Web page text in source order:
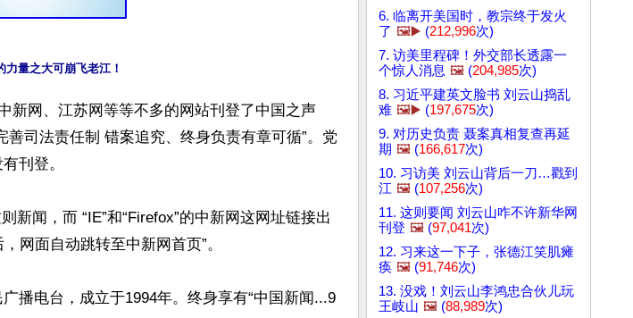
力量之大可崩飞老江！
新网、江苏网等等不多的网站刊登了中国之声
善司法责任制 错案追究、终身负责有章可循”。党
刊登。
新闻，而 “IE”和“Firefox”的中新网这网址链接出
网面自动跳转至中新网首页”。
播电台，成立于1994年。终身享有“中国新闻...9
6. 临离开美国时，教宗终于发火
了 🖼️▶️ (212,996次)
7. 访美里程碑！外交部长透露一
个惊人消息 🖼️ (204,985次)
8. 习近平建英文脸书 刘云山捣乱
难 🖼️▶️ (197,675次)
9. 对历史负责 聂案真相复查再延
期 🖼️ (166,617次)
10. 习访美 刘云山背后一刀…戳到
江 🖼️ (107,256次)
11. 这则要闻 刘云山咋不许新华网
刊登 🖼️ (97,041次)
12. 习来这一下子，张德江笑肌瘫
痪 🖼️ (91,746次)
13. 没戏！刘云山李鸿忠合伙儿玩
王岐山 🖼️ (88,989次)